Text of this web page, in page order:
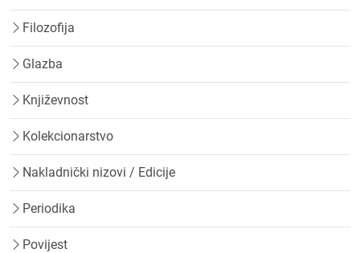
Filozofija
Glazba
Književnost
Kolekcionarstvo
Nakladnički nizovi / Edicije
Periodika
Povijest